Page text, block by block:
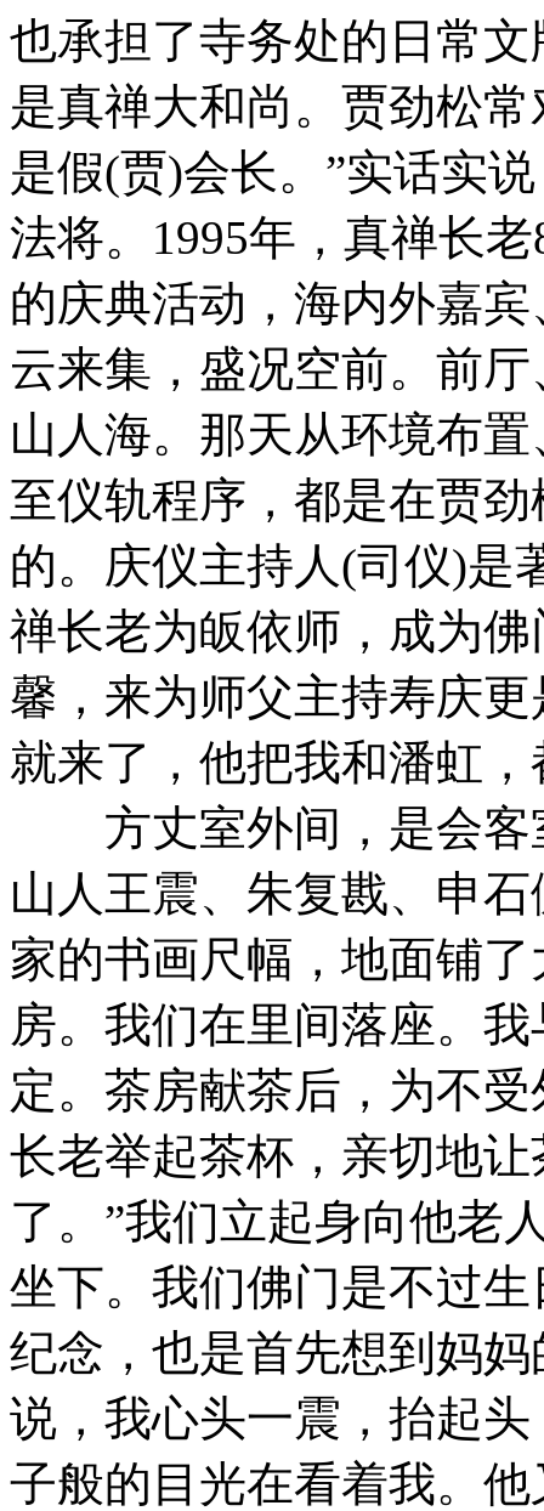
也承担了寺务处的日常
是真禅大和尚。贾劲松
是假(贾)会长。”实话实
法将。1995年，真禅长
的庆典活动，海内外嘉
云来集，盛况空前。前
山人海。那天从环境布
至仪轨程序，都是在贾
的。庆仪主持人(司仪)是
禅长老为皈依师，成为
馨，来为师父主持寿庆
就来了，他把我和潘虹
方丈室外间，是会客
山人王震、朱复戡、申
家的书画尺幅，地面铺
房。我们在里间落座。
定。茶房献茶后，为不
长老举起茶杯，亲切地
了。”我们立起身向他老
坐下。我们佛门是不过
纪念，也是首先想到妈
说，我心头一震，抬起
子般的目光在看着我。